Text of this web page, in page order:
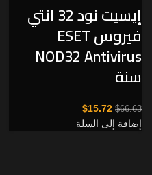
إيسيت نود 32 انتي
فيروس ESET
NOD32 Antivirus
سنة
$66.63
$15.72
إضافة إلى السلة